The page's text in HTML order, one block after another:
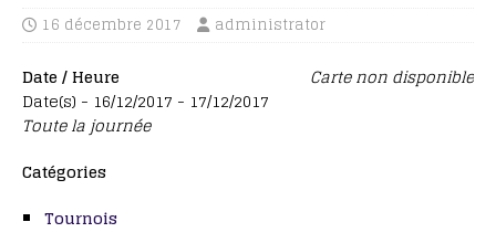
16 décembre 2017 administrator
Carte non disponible
Date / Heure
Date(s) - 16/12/2017 - 17/12/2017
Toute la journée
Catégories
Tournois